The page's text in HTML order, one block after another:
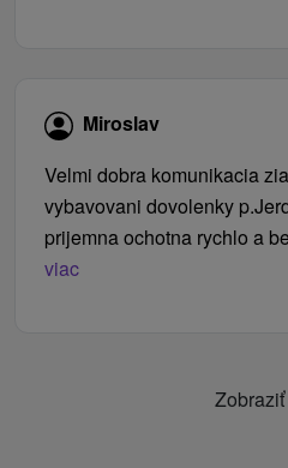
Miroslav
Velmi dobra komunikacia
vybavovani dovolenky
prijemna ochotna rychlo a
viac